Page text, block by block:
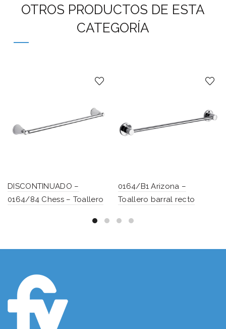
OTROS PRODUCTOS DE ESTA
CATEGORÍA
DISCONTINUADO –
0164/84 Chess – Toallero
0164/B1 Arizona –
Toallero barral recto